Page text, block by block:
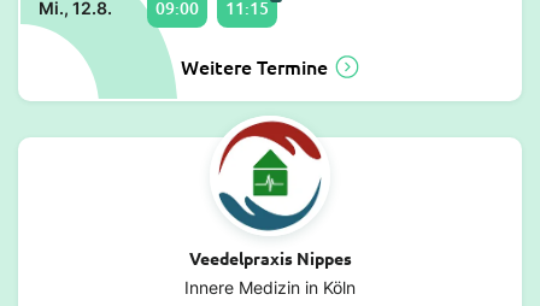
Mi., 12.8. 09:00 11:15
Weitere Termine
Veedelpraxis Nippes
Innere Medizin in Köln